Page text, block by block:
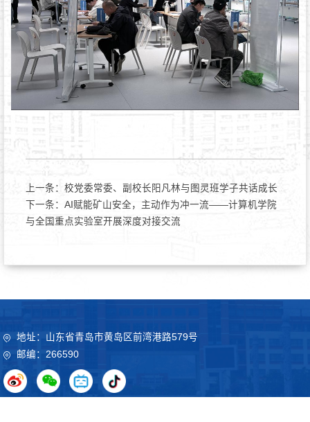
上一条： 校党委常委、副校长阳凡林与图灵班学子共话成长
下一条： AI赋能矿山安全，主动作为冲一流——计算机学院
与全国重点实验室开展深度对接交流
地址：山东省青岛市黄岛区前湾港路579号
邮编：266590